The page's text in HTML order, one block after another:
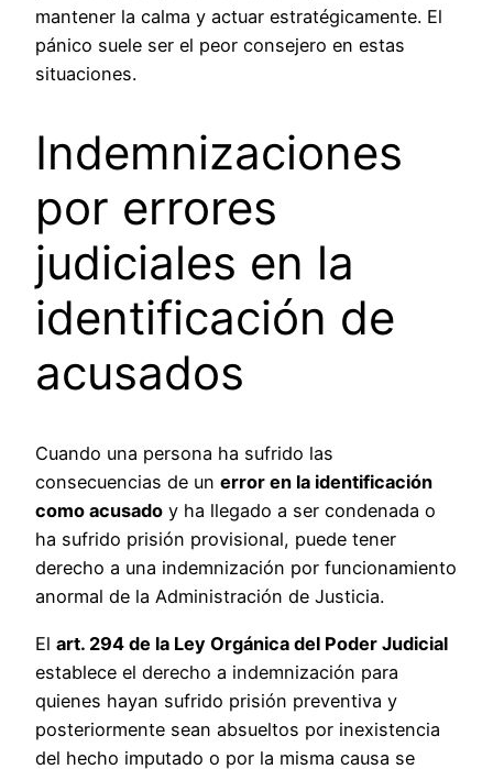
mantener la calma y actuar estratégicamente. El
pánico suele ser el peor consejero en estas
situaciones.
Indemnizaciones
por errores
judiciales en la
identificación de
acusados
Cuando una persona ha sufrido las
consecuencias de un error en la identificación
como acusado y ha llegado a ser condenada o
ha sufrido prisión provisional, puede tener
derecho a una indemnización por funcionamiento
anormal de la Administración de Justicia.
El art. 294 de la Ley Orgánica del Poder Judicial
establece el derecho a indemnización para
quienes hayan sufrido prisión preventiva y
posteriormente sean absueltos por inexistencia
del hecho imputado o por la misma causa se